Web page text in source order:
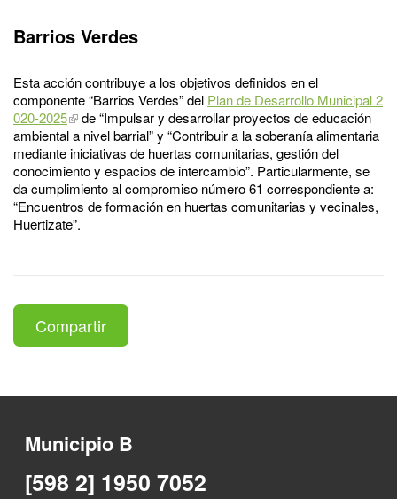
Barrios Verdes
Esta acción contribuye a los objetivos definidos en el
componente “Barrios Verdes” del Plan de Desarrollo Municipal 2
020-2025
de “Impulsar y desarrollar proyectos de educación
ambiental a nivel barrial” y “Contribuir a la soberanía alimentaria
mediante iniciativas de huertas comunitarias, gestión del
conocimiento y espacios de intercambio”. Particularmente, se
da cumplimiento al compromiso número 61 correspondiente a:
“Encuentros de formación en huertas comunitarias y vecinales,
Huertizate”.
Compartir
Municipio B
[598 2] 1950 7052